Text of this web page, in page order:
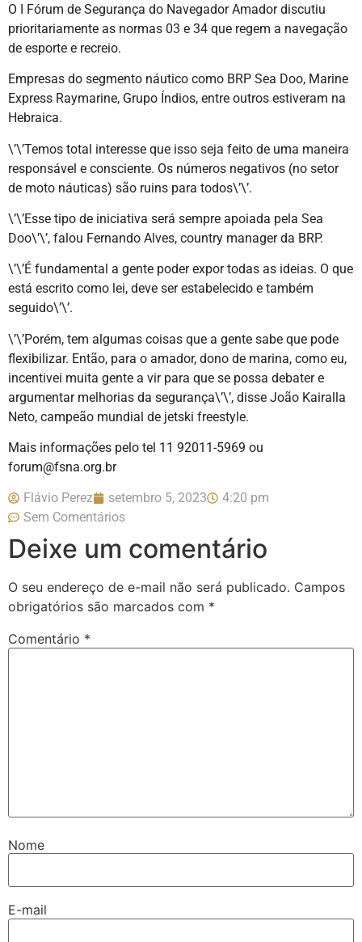
O I Fórum de Segurança do Navegador Amador discutiu
prioritariamente as normas 03 e 34 que regem a navegação
de esporte e recreio.
Empresas do segmento náutico como BRP Sea Doo, Marine
Express Raymarine, Grupo Índios, entre outros estiveram na
Hebraica.
\’\’Temos total interesse que isso seja feito de uma maneira
responsável e consciente. Os números negativos (no setor
de moto náuticas) são ruins para todos\’\’.
\’\’Esse tipo de iniciativa será sempre apoiada pela Sea
Doo\’\’, falou Fernando Alves, country manager da BRP.
\’\’É fundamental a gente poder expor todas as ideias. O que
está escrito como lei, deve ser estabelecido e também
seguido\’\’.
\’\’Porém, tem algumas coisas que a gente sabe que pode
flexibilizar. Então, para o amador, dono de marina, como eu,
incentivei muita gente a vir para que se possa debater e
argumentar melhorias da segurança\’\’, disse João Kairalla
Neto, campeão mundial de jetski freestyle.
Mais informações pelo tel 11 92011-5969 ou
forum@fsna.org.br
Flávio Perez setembro 5, 2023
4:20 pm
Sem Comentários
Deixe um comentário
O seu endereço de e-mail não será publicado. Campos
obrigatórios são marcados com *
Comentário *
Nome
E-mail